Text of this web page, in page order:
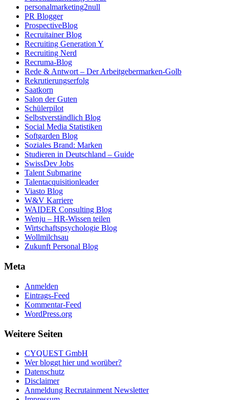
personalmarketing2null
PR Blogger
ProspectiveBlog
Recruitainer Blog
Recruiting Generation Y
Recruiting Nerd
Recruma-Blog
Rede & Antwort – Der Arbeitgebermarken-Golb
Rekrutierungserfolg
Saatkorn
Salon der Guten
Schülerpilot
Selbstverständlich Blog
Social Media Statistiken
Softgarden Blog
Soziales Brand: Marken
Studieren in Deutschland – Guide
SwissDev Jobs
Talent Submarine
Talentacquisitionleader
Viasto Blog
W&V Karriere
WAIDER Consulting Blog
Wenju – HR-Wissen teilen
Wirtschaftspsychologie Blog
Wollmilchsau
Zukunft Personal Blog
Meta
Anmelden
Eintrags-Feed
Kommentar-Feed
WordPress.org
Weitere Seiten
CYQUEST GmbH
Wer bloggt hier und worüber?
Datenschutz
Disclaimer
Anmeldung Recrutainment Newsletter